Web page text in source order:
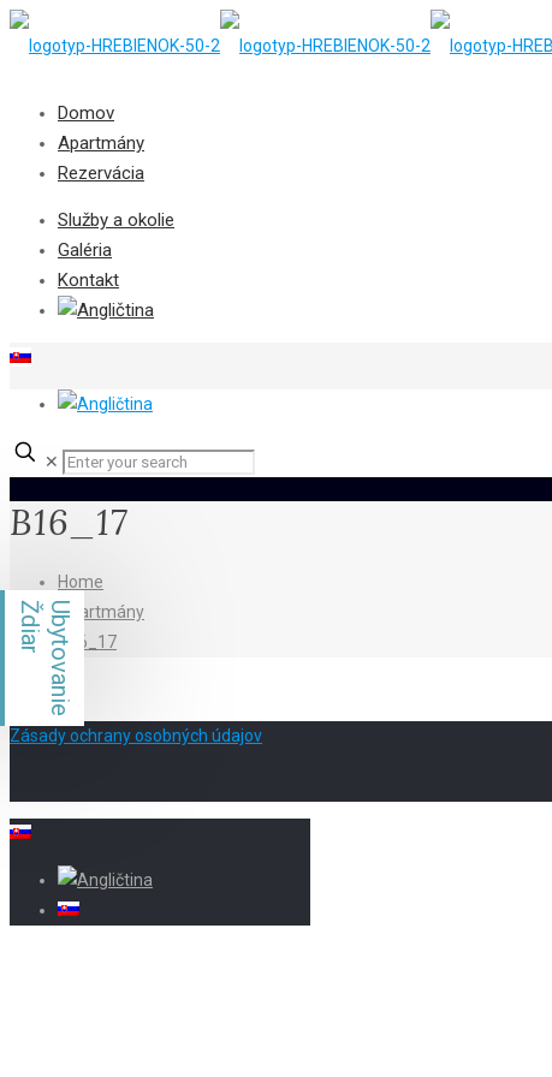
Domov
Apartmány
Rezervácia
Služby a okolie
Galéria
Kontakt
✕
B16_17
Home
Apartmány
B16_17
Zásady ochrany osobných údajov
Ubytovanie
Ždiar